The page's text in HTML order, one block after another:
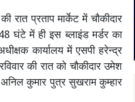
रात प्रताप मार्केट में चौकीदार
घंटे में ही इस ब्लाइंड मर्डर का
कार्यालय में एसपी हरेन्द्र
की रात को चौकीदार उमेश
अनिल कुमार पुत्र सुखराम कुम्हार